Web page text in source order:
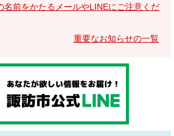
名前をかたるメールやLINEにご注意くだ
重要なお知らせの一覧